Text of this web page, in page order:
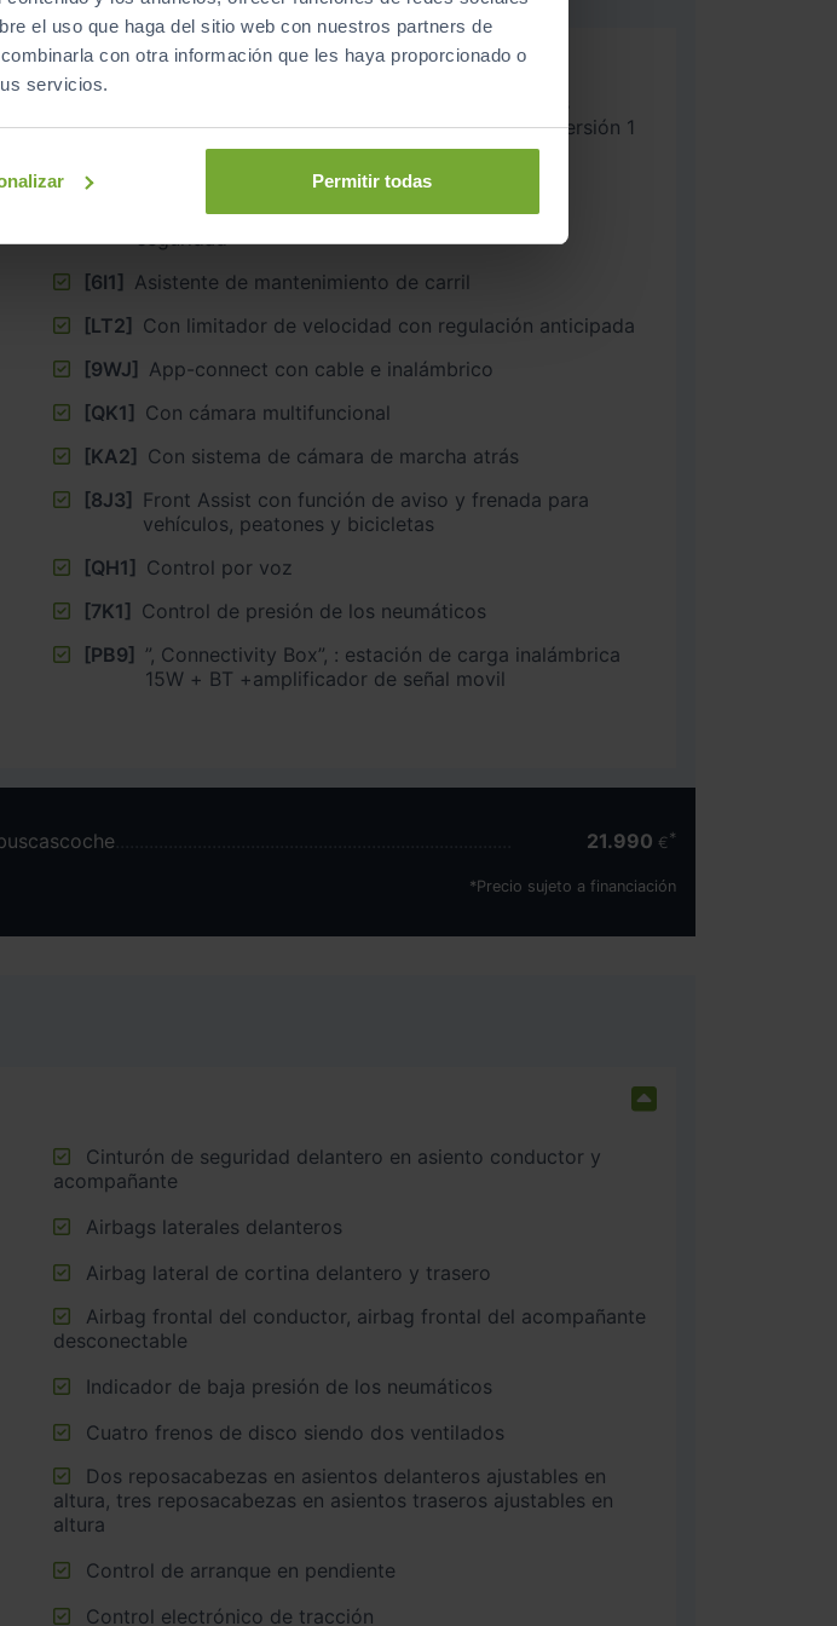
el uso que haga del sitio web con nuestros partners de
con otra información que les haya proporcionado o
servicios.
Permitir todas
[7X5] Sistema de aparcamiento asistido
escalables (actualización de modelos MIB3) versión 1
[C2F]
Llantas de aleación ligera 7J x 16”, pulgadas
Cierre centralizado ”, Keyless-Go”, sin cierre de
seguridad
[6I1] Asistente de mantenimiento de carril
[LT2] Con limitador de velocidad con regulación anticipada
[9WJ] App-connect con cable e inalámbrico
[QK1] Con cámara multifuncional
[KA2] Con sistema de cámara de marcha atrás
[8J3] Front Assist con función de aviso y frenada para
vehículos, peatones y bicicletas
[QH1] Control por voz
[7K1] Control de presión de los neumáticos
[PB9] ”, Connectivity Box”, : estación de carga inalámbrica
15W + BT +amplificador de señal movil
21.990 €
*Precio sujeto a financiación
acompañante
Airbags laterales delanteros
Airbag lateral de cortina delantero y trasero
desconectable
Indicador de baja presión de los neumáticos
Cuatro frenos de disco siendo dos ventilados
altura, tres reposacabezas en asientos traseros ajustables en
altura
Control de arranque en pendiente
Control electrónico de tracción